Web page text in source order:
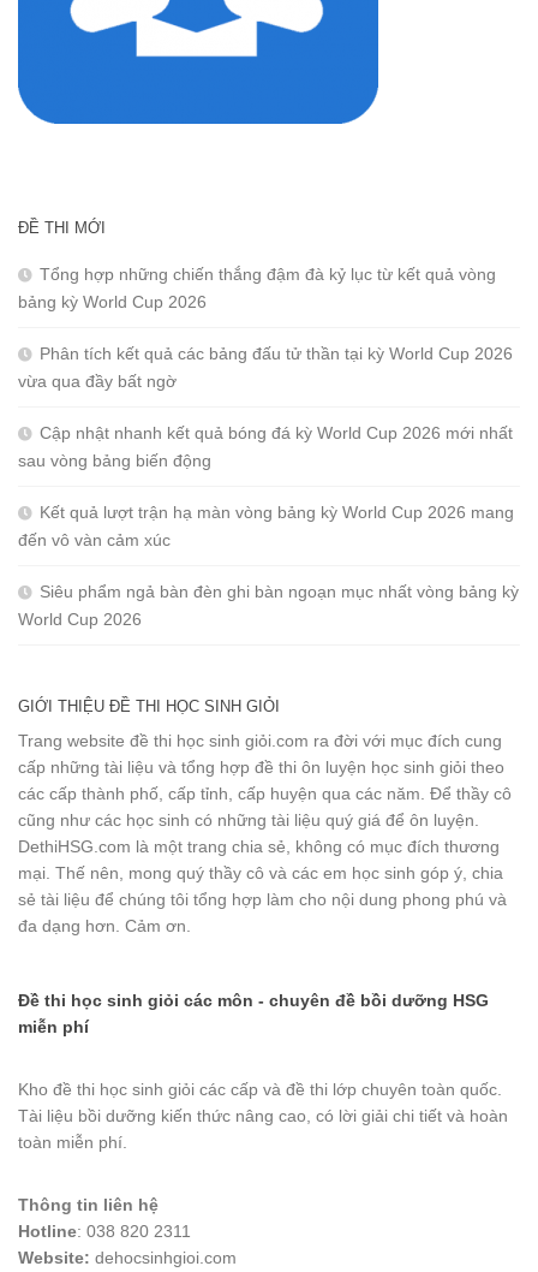
ĐỀ THI MỚI
Tổng hợp những chiến thắng đậm đà kỷ lục từ kết quả vòng
bảng kỳ World Cup 2026
Phân tích kết quả các bảng đấu tử thần tại kỳ World Cup 2026
vừa qua đầy bất ngờ
Cập nhật nhanh kết quả bóng đá kỳ World Cup 2026 mới nhất
sau vòng bảng biến động
Kết quả lượt trận hạ màn vòng bảng kỳ World Cup 2026 mang
đến vô vàn cảm xúc
Siêu phẩm ngả bàn đèn ghi bàn ngoạn mục nhất vòng bảng kỳ
World Cup 2026
GIỚI THIỆU ĐỀ THI HỌC SINH GIỎI
Trang website đề thi học sinh giỏi.com ra đời với mục đích cung
cấp những tài liệu và tổng hợp đề thi ôn luyện học sinh giỏi theo
các cấp thành phố, cấp tỉnh, cấp huyện qua các năm. Để thầy cô
cũng như các học sinh có những tài liệu quý giá để ôn luyện.
DethiHSG.com là một trang chia sẻ, không có mục đích thương
mại. Thế nên, mong quý thầy cô và các em học sinh góp ý, chia
sẻ tài liệu để chúng tôi tổng hợp làm cho nội dung phong phú và
đa dạng hơn. Cảm ơn.
Đề thi học sinh giỏi các môn - chuyên đề bồi dưỡng HSG
miễn phí
Kho đề thi học sinh giỏi các cấp và đề thi lớp chuyên toàn quốc.
Tài liệu bồi dưỡng kiến thức nâng cao, có lời giải chi tiết và hoàn
toàn miễn phí.
Thông tin liên hệ
Hotline: 038 820 2311
Website: dehocsinhgioi.com